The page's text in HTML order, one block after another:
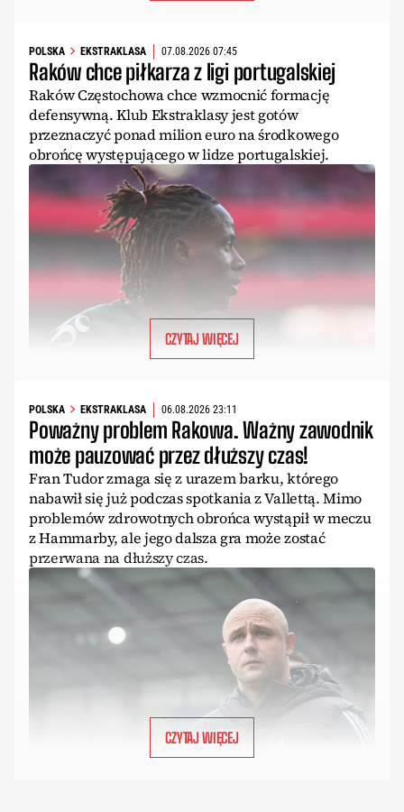
POLSKA EKSTRAKLASA 07.08.2026 07:45
Raków chce piłkarza z ligi portugalskiej
Raków Częstochowa chce wzmocnić formację
defensywną. Klub Ekstraklasy jest gotów
przeznaczyć ponad milion euro na środkowego
obrońcę występującego w lidze portugalskiej.
CZYTAJ WIĘCEJ
POLSKA EKSTRAKLASA 06.08.2026 23:11
Poważny problem Rakowa. Ważny zawodnik
może pauzować przez dłuższy czas!
Fran Tudor zmaga się z urazem barku, którego
nabawił się już podczas spotkania z Vallettą. Mimo
problemów zdrowotnych obrońca wystąpił w meczu
z Hammarby, ale jego dalsza gra może zostać
przerwana na dłuższy czas.
CZYTAJ WIĘCEJ